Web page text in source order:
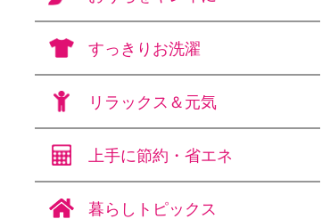
すっきりお洗濯
リラックス＆元気
上手に節約・省エネ
暮らしトピックス